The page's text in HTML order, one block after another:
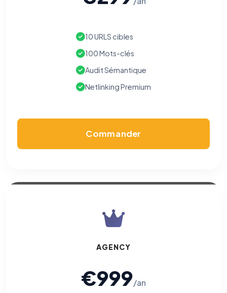
10 URLS cibles
100 Mots-clés
Audit Sémantique
Netlinking Premium
Commander
AGENCY
€999/an